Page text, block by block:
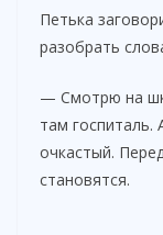
Петька
разобрать
— Смотрю на
там госпиталь.
очкастый.
становятся.